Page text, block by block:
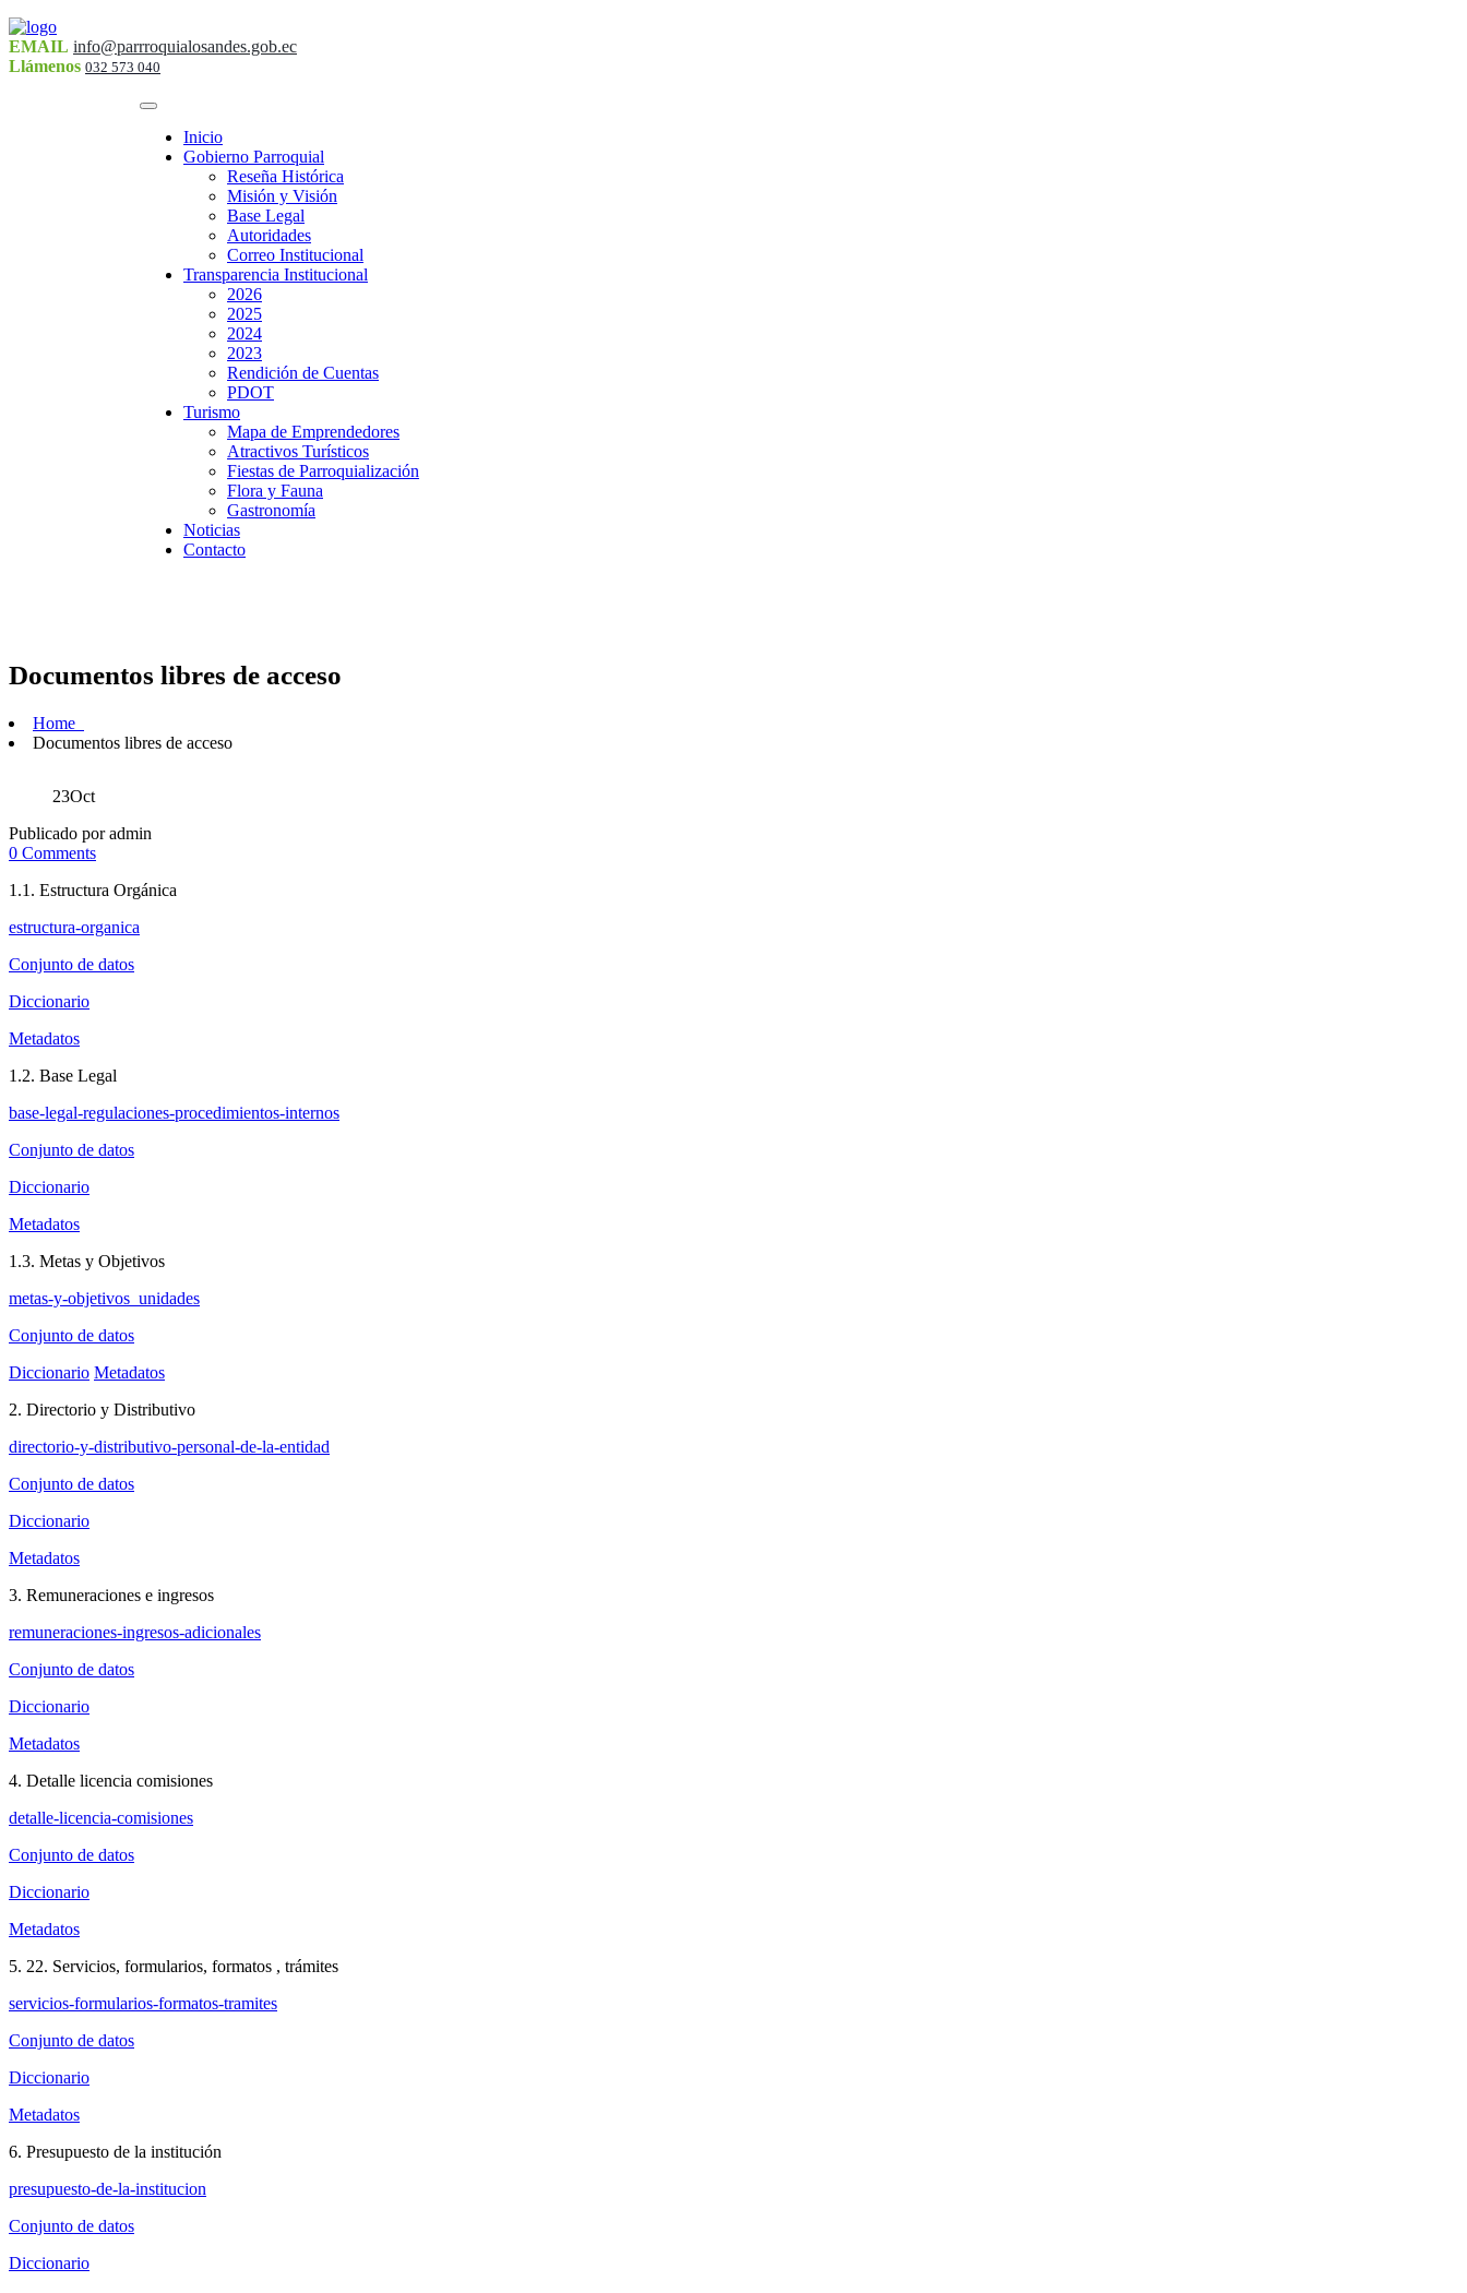
EMAIL info@parrroquialosandes.gob.ec
Llámenos 032 573 040
Inicio
Gobierno Parroquial
Reseña Histórica
Misión y Visión
Base Legal
Autoridades
Correo Institucional
Transparencia Institucional
2026
2025
2024
2023
Rendición de Cuentas
PDOT
Turismo
Mapa de Emprendedores
Atractivos Turísticos
Fiestas de Parroquialización
Flora y Fauna
Gastronomía
Noticias
Contacto
Documentos libres de acceso
Home
Documentos libres de acceso
23Oct
Publicado por admin
0 Comments
1.1. Estructura Orgánica
estructura-organica
Conjunto de datos
Diccionario
Metadatos
1.2. Base Legal
base-legal-regulaciones-procedimientos-internos
Conjunto de datos
Diccionario
Metadatos
1.3. Metas y Objetivos
metas-y-objetivos_unidades
Conjunto de datos
Diccionario Metadatos
2. Directorio y Distributivo
directorio-y-distributivo-personal-de-la-entidad
Conjunto de datos
Diccionario
Metadatos
3. Remuneraciones e ingresos
remuneraciones-ingresos-adicionales
Conjunto de datos
Diccionario
Metadatos
4. Detalle licencia comisiones
detalle-licencia-comisiones
Conjunto de datos
Diccionario
Metadatos
5. 22. Servicios, formularios, formatos , trámites
servicios-formularios-formatos-tramites
Conjunto de datos
Diccionario
Metadatos
6. Presupuesto de la institución
presupuesto-de-la-institucion
Conjunto de datos
Diccionario